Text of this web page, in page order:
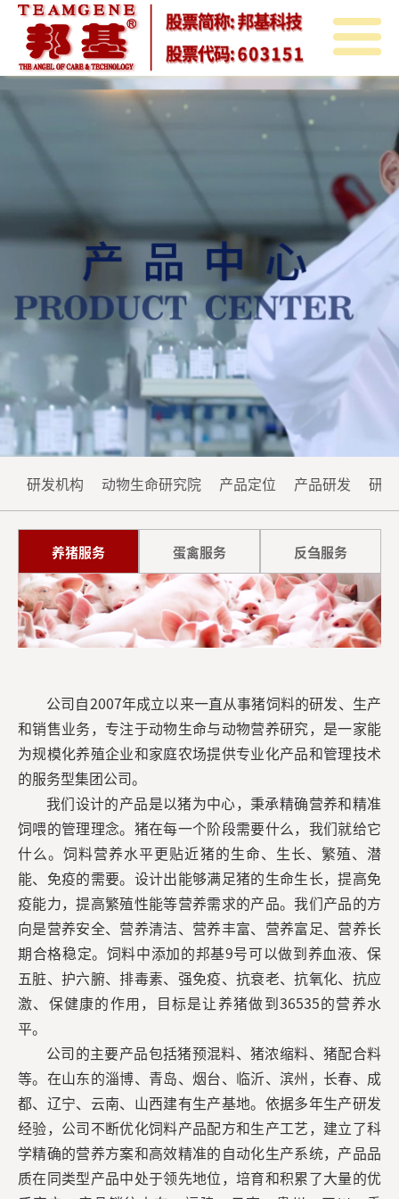
研发机构 动物生命研究院 产品定位 产品研发 研
养猪服务 蛋禽服务 反刍服务
公司自2007年成立以来一直从事猪饲料的研发、生产
和销售业务，专注于动物生命与动物营养研究，是一家能
为规模化养殖企业和家庭农场提供专业化产品和管理技术
的服务型集团公司。
我们设计的产品是以猪为中心，秉承精确营养和精准
饲喂的管理理念。猪在每一个阶段需要什么，我们就给它
什么。饲料营养水平更贴近猪的生命、生长、繁殖、潜
能、免疫的需要。设计出能够满足猪的生命生长，提高免
疫能力，提高繁殖性能等营养需求的产品。我们产品的方
向是营养安全、营养清洁、营养丰富、营养富足、营养长
期合格稳定。饲料中添加的邦基9号可以做到养血液、保
五脏、护六腑、排毒素、强免疫、抗衰老、抗氧化、抗应
激、保健康的作用，目标是让养猪做到36535的营养水
平。
公司的主要产品包括猪预混料、猪浓缩料、猪配合料
等。在山东的淄博、青岛、烟台、临沂、滨州，长春、成
都、辽宁、云南、山西建有生产基地。依据多年生产研发
经验，公司不断优化饲料产品配方和生产工艺，建立了科
学精确的营养方案和高效精准的自动化生产系统，产品品
质在同类型产品中处于领先地位，培育和积累了大量的优
于邦
闻
教
育
产
品
中
心
投
资
者
关
系
人
力
资
源
联
系
我